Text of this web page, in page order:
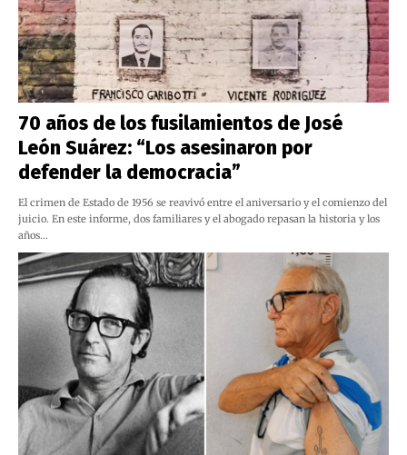
70 años de los fusilamientos de José
León Suárez: “Los asesinaron por
defender la democracia”
El crimen de Estado de 1956 se reavivó entre el aniversario y el comienzo del
juicio. En este informe, dos familiares y el abogado repasan la historia y los
años…